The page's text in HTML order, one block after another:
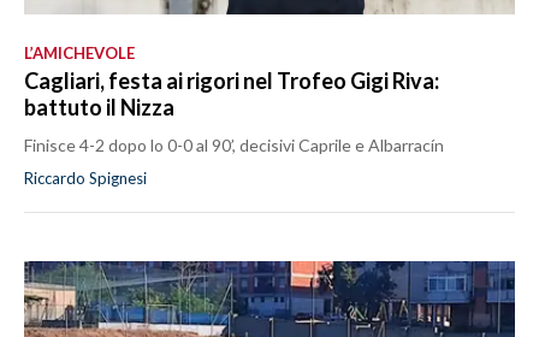
L’AMICHEVOLE
Cagliari, festa ai rigori nel Trofeo Gigi Riva:
battuto il Nizza
Finisce 4-2 dopo lo 0-0 al 90’, decisivi Caprile e Albarracín
Riccardo Spignesi